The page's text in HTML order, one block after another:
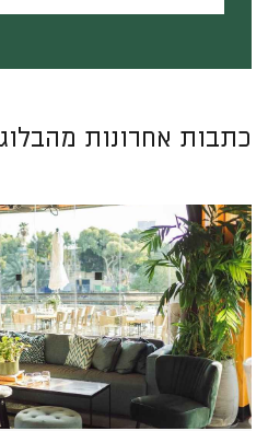
כתבות אחרונות מהבלוג